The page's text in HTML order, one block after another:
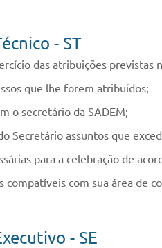
- ST
das atribuições previstas
que lhe forem atribuídos;
o secretário da SADEM;
Secretário assuntos que
para a celebração de
compatíveis com sua área de
- SE